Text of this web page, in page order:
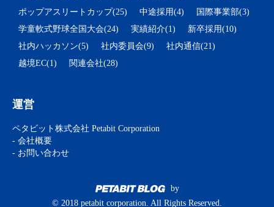
ポップアスリートカップ(25)
中途採用(4)
国際事業部(3)
学童軟式野球全国大会(24)
実績紹介(1)
新卒採用(10)
社内ハッカソン(5)
社内委員会(9)
社内通信(21)
越境EC(1)
関連会社(28)
運営
ペタビット株式会社 Petabit Corporation
- 会社概要
- お問い合わせ
by
© 2018 petabit corporation. All Rights Reserved.